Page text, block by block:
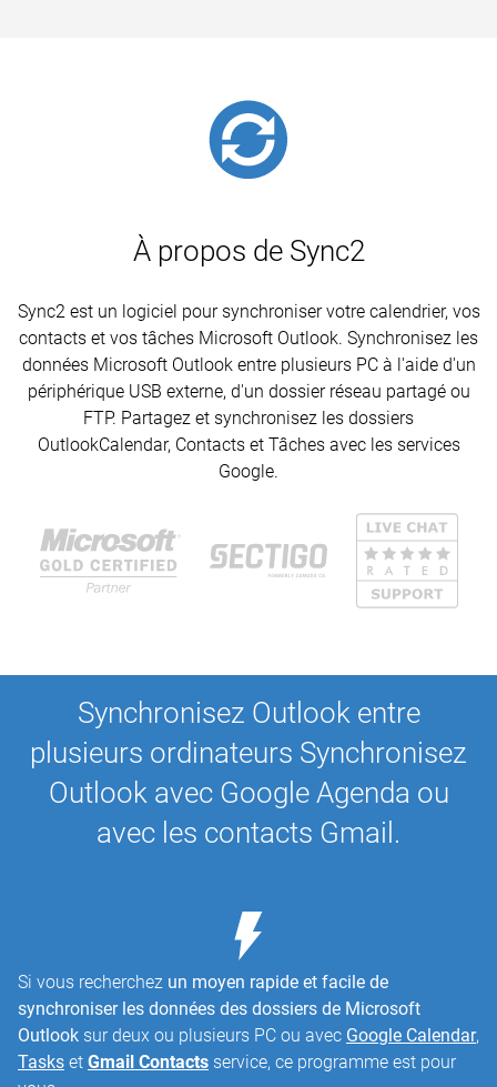
À propos de Sync2
Sync2 est un logiciel pour synchroniser votre calendrier, vos
contacts et vos tâches Microsoft Outlook. Synchronisez les
données Microsoft Outlook entre plusieurs PC à l'aide d'un
périphérique USB externe, d'un dossier réseau partagé ou
FTP. Partagez et synchronisez les dossiers
OutlookCalendar, Contacts et Tâches avec les services
Google.
Synchronisez Outlook entre
plusieurs ordinateurs Synchronisez
Outlook avec Google Agenda ou
avec les contacts Gmail.
Si vous recherchez un moyen rapide et facile de
synchroniser les données des dossiers de Microsoft
Outlook sur deux ou plusieurs PC ou avec Google Calendar,
Tasks et Gmail Contacts service, ce programme est pour